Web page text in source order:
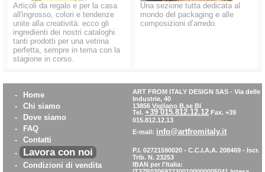
Articoli da regalo e per la casa
all'ingrosso, colori e tendenze
unite alla creatività: ecco gli
ingredienti dei nostri cataloghi.
tanti prodotti per una vetrina
perfetta, sempre in tema con la
stagione in corso.
Una sezione tutta dedicata al
mondo del packaging e alle
composizioni d’arredo.
-
Home
-
Chi siamo
-
Dove siamo
-
FAQ
-
Contatti
-
Lavora con noi
-
Condizioni di vendita
ART FROM ITALY DESIGN SAS - Via delle
Industrie, 40
13856 Vigliano B.se BI
Tel. +39 015.812.12.12 Fax. +39
015.812.12.13
E-mail: info@artfromitaly.it
P.I. 02721590020 - C.C.I.A.A. 208469 - Iscr.
Trib. N. 23253
IBAN per l'Italia: